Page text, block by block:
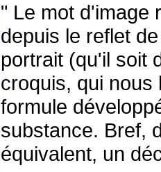
" Le mot d'image
depuis le reflet
portrait (qu'il soit
croquis, qui nous
formule
substance. Bref,
équivalent, un